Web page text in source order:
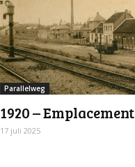
Parallelweg
1920 – Emplacement
17 juli 2025